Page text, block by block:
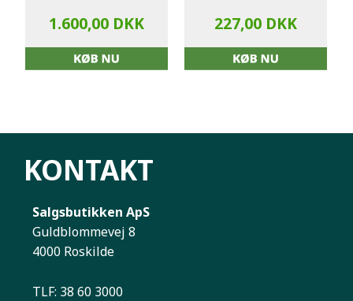
1.600,00 DKK 227,00 DKK
KONTAKT
Salgsbutikken ApS
Guldblommevej 8
4000 Roskilde
TLF: 38 60 3000